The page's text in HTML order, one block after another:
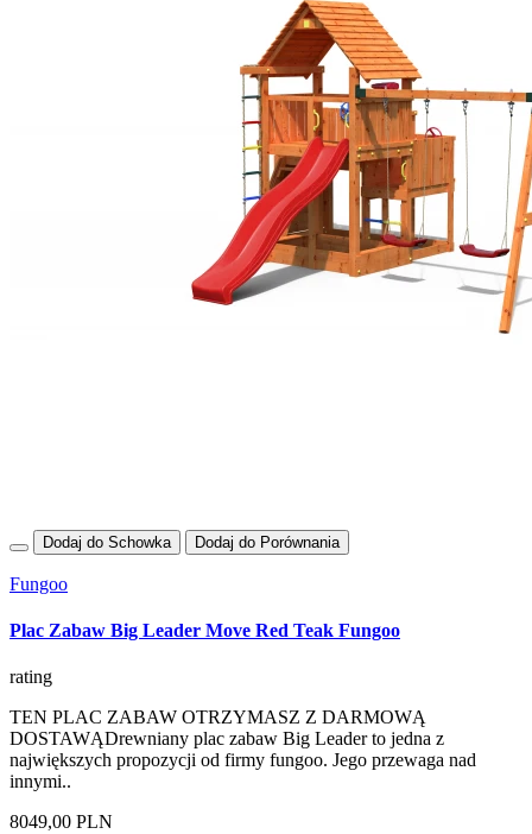
Dodaj do Schowka Dodaj do Porównania
Fungoo
Plac Zabaw Big Leader Move Red Teak Fungoo
rating
TEN PLAC ZABAW OTRZYMASZ Z DARMOWĄ
DOSTAWĄDrewniany plac zabaw Big Leader to jedna z
największych propozycji od firmy fungoo. Jego przewaga nad
innymi..
8049,00 PLN